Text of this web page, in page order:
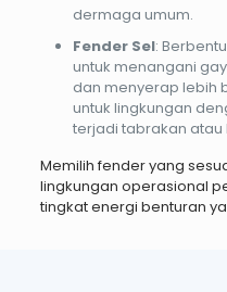
dermaga umum.
Fender Sel:
untuk menangani
dan menyerap lebih
untuk lingkungan
terjadi tabrakan atau
Memilih fender yang
lingkungan operasional
tingkat energi benturan